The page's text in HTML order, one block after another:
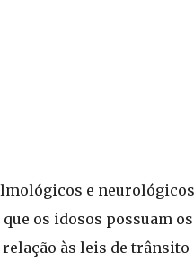
e
os idosos possuam
relação às leis de